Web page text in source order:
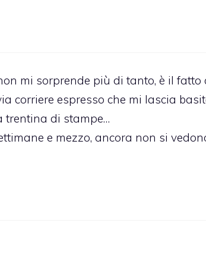
mi sorprende più di tanto, è il fatto
corriere espresso che mi lascia
trentina di stampe…
e mezzo, ancora non si